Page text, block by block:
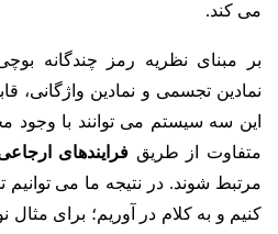
می کند.
بر مبنای نظریه رمز چندگانه
نمادین تجسمی و نمادین واژگانی،
این سه سیستم می توانند با وجود
متفاوت از طریق فرایندهای
مرتبط شوند. در نتیجه ما می توانیم
کنیم و به کلام در آوریم؛ برای